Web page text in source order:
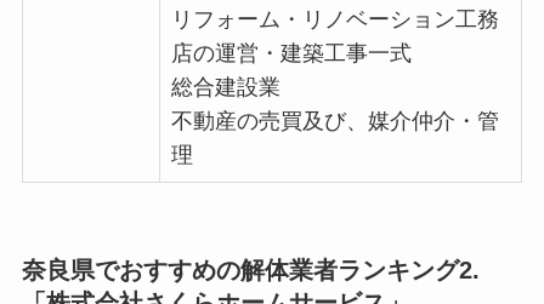
リフォーム・リノベーション工務
店の運営・建築工事一式
総合建設業
不動産の売買及び、媒介仲介・管
理
奈良県でおすすめの解体業者ランキング2.